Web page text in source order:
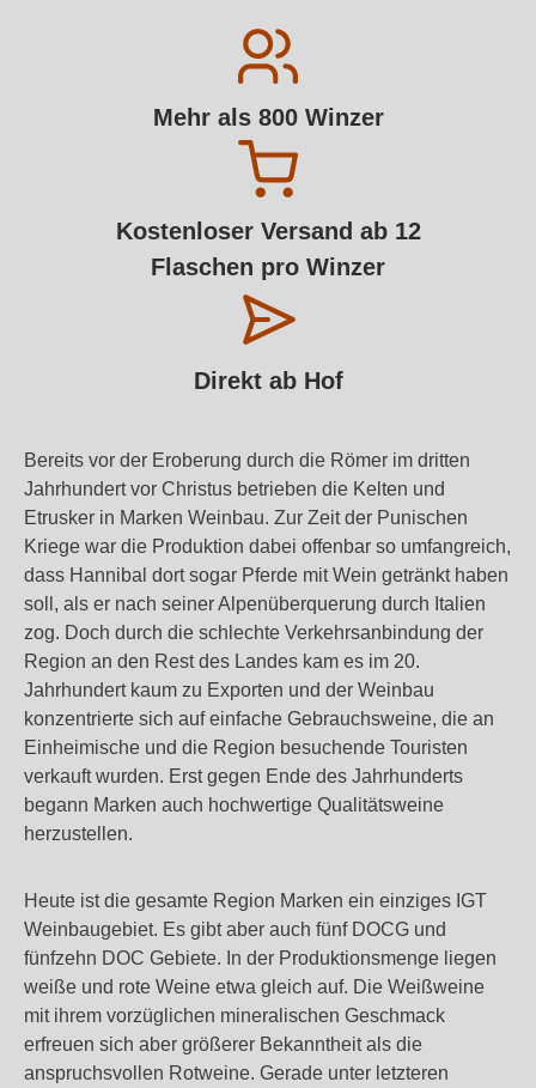
Mehr als 800 Winzer
Kostenloser Versand ab 12
Flaschen pro Winzer
Direkt ab Hof
Bereits vor der Eroberung durch die Römer im dritten
Jahrhundert vor Christus betrieben die Kelten und
Etrusker in Marken Weinbau. Zur Zeit der Punischen
Kriege war die Produktion dabei offenbar so umfangreich,
dass Hannibal dort sogar Pferde mit Wein getränkt haben
soll, als er nach seiner Alpenüberquerung durch Italien
zog. Doch durch die schlechte Verkehrsanbindung der
Region an den Rest des Landes kam es im 20.
Jahrhundert kaum zu Exporten und der Weinbau
konzentrierte sich auf einfache Gebrauchsweine, die an
Einheimische und die Region besuchende Touristen
verkauft wurden. Erst gegen Ende des Jahrhunderts
begann Marken auch hochwertige Qualitätsweine
herzustellen.
Heute ist die gesamte Region Marken ein einziges IGT
Weinbaugebiet. Es gibt aber auch fünf DOCG und
fünfzehn DOC Gebiete. In der Produktionsmenge liegen
weiße und rote Weine etwa gleich auf. Die Weißweine
mit ihrem vorzüglichen mineralischen Geschmack
erfreuen sich aber größerer Bekanntheit als die
anspruchsvollen Rotweine. Gerade unter letzteren